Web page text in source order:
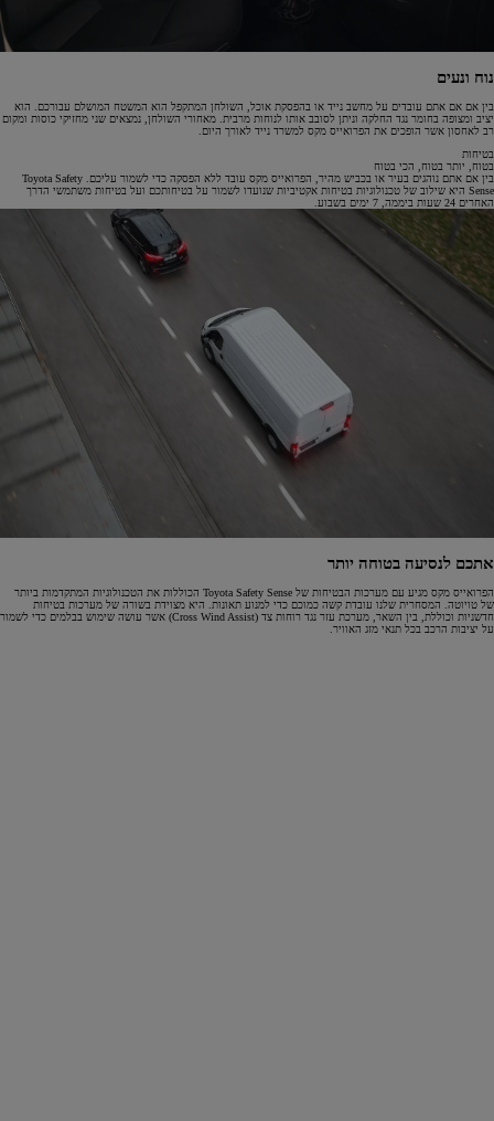
נוח ונעים
בין אם אם אתם עובדים על מחשב נייד או בהפסקת אוכל, השולחן המתקפל הוא המשטח המושלם עבורכם. הוא
יציב ומצופה בחומר נגד החלקה וניתן לסובב אותו לנוחות מרבית. מאחורי השולחן, נמצאים שני מחזיקי כוסות ומקום
רב לאחסון אשר הופכים את הפרואייס מקס למשרד נייד לאורך היום.
בטיחות
בטוח, יותר בטוח, הכי בטוח
בין אם אתם נוהגים בעיר או בכביש מהיר, הפרואייס מקס עובד ללא הפסקה כדי לשמור עליכם. Toyota Safety
Sense היא שילוב של טכנולוגיות בטיחות אקטיביות שנועדו לשמור על בטיחותכם ועל בטיחות משתמשי הדרך
האחרים 24 שעות ביממה, 7 ימים בשבוע.
אתכם לנסיעה בטוחה יותר
הפרואייס מקס מגיע עם מערכות הבטיחות של Toyota Safety Sense הכוללות את הטכנולוגיות המתקדמות ביותר
של טויוטה. המסחרית שלנו עובדת קשה כמוכם כדי למנוע תאונות. היא מצוידת בשורה של מערכות בטיחות
חדשניות וכוללת, בין השאר, מערכת עזר נגד רוחות צד (Cross Wind Assist) אשר עושה שימוש בבלמים כדי לשמור
על יציבות הרכב בכל תנאי מזג האוויר.